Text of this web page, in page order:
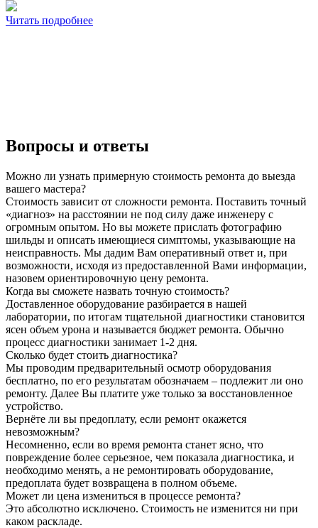
Читать подробнее
Вопросы и ответы
Можно ли узнать примерную стоимость ремонта до выезда
вашего мастера?
Стоимость зависит от сложности ремонта. Поставить точный
«диагноз» на расстоянии не под силу даже инженеру с
огромным опытом. Но вы можете прислать фотографию
шильды и описать имеющиеся симптомы, указывающие на
неисправность. Мы дадим Вам оперативный ответ и, при
возможности, исходя из предоставленной Вами информации,
назовем ориентировочную цену ремонта.
Когда вы сможете назвать точную стоимость?
Доставленное оборудование разбирается в нашей
лаборатории, по итогам тщательной диагностики становится
ясен объем урона и называется бюджет ремонта. Обычно
процесс диагностики занимает 1-2 дня.
Сколько будет стоить диагностика?
Мы проводим предварительный осмотр оборудования
бесплатно, по его результатам обозначаем – подлежит ли оно
ремонту. Далее Вы платите уже только за восстановленное
устройство.
Вернёте ли вы предоплату, если ремонт окажется
невозможным?
Несомненно, если во время ремонта станет ясно, что
повреждение более серьезное, чем показала диагностика, и
необходимо менять, а не ремонтировать оборудование,
предоплата будет возвращена в полном объеме.
Может ли цена измениться в процессе ремонта?
Это абсолютно исключено. Стоимость не изменится ни при
каком раскладе.